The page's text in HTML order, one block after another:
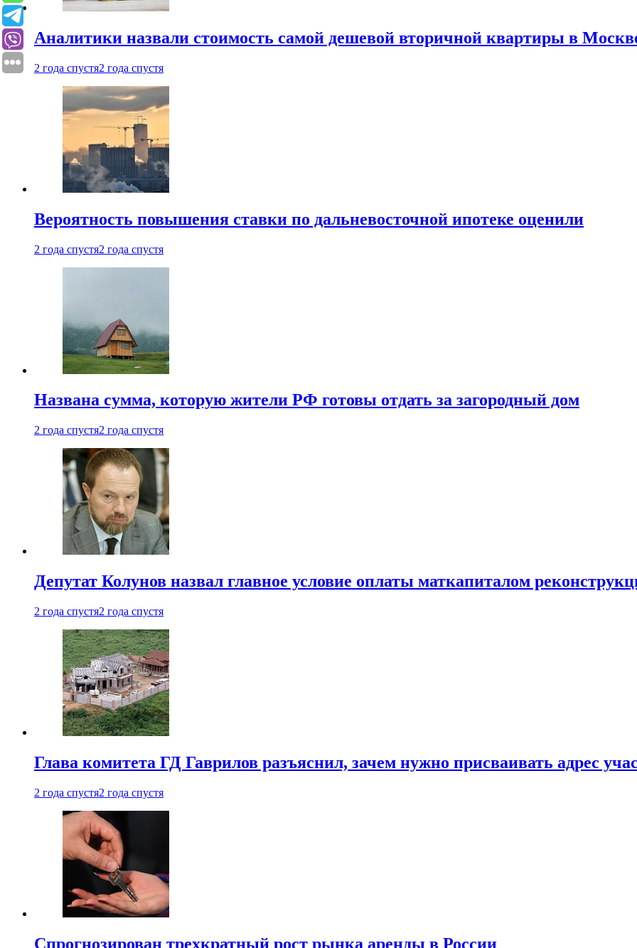
Аналитики назвали стоимость самой дешевой вторичной квартиры в
2 года спустя2 года спустя
Вероятность повышения ставки по дальневосточной ипотеке оценили
2 года спустя2 года спустя
Названа сумма, которую жители РФ готовы отдать за загородный дом
2 года спустя2 года спустя
Депутат Колунов назвал главное условие оплаты маткапиталом
2 года спустя2 года спустя
Глава комитета ГД Гаврилов разъяснил, зачем нужно присваивать адрес
2 года спустя2 года спустя
Спрогнозирован трехкратный рост рынка аренды в России